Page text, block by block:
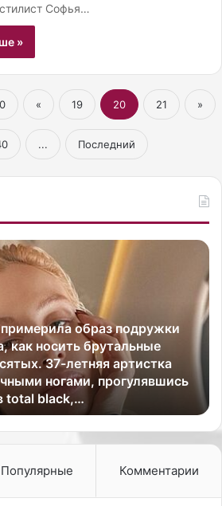
Софья…
»
« 19 20 21 »
... Последний
и модель Дуа Липа вышла на
образе.
Популярные Комментарии